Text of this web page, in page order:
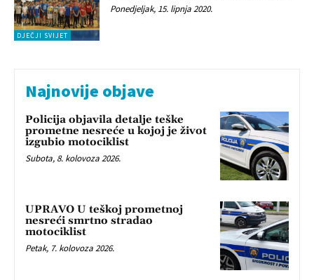
DJEČJI SVIJET
Ponedjeljak, 15. lipnja 2020.
Najnovije objave
Policija objavila detalje teške
prometne nesreće u kojoj je život
izgubio motociklist
Subota, 8. kolovoza 2026.
UPRAVO U teškoj prometnoj
nesreći smrtno stradao
motociklist
Petak, 7. kolovoza 2026.